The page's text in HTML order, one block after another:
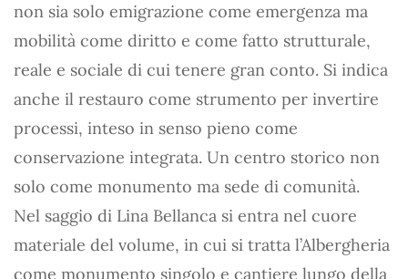
non sia solo emigrazione come emergenza ma
mobilità come diritto e come fatto strutturale,
reale e sociale di cui tenere gran conto. Si indica
anche il restauro come strumento per invertire
processi, inteso in senso pieno come
conservazione integrata. Un centro storico non
solo come monumento ma sede di comunità.
Nel saggio di Lina Bellanca si entra nel cuore
materiale del volume, in cui si tratta l’Albergheria
come monumento singolo e cantiere lungo della